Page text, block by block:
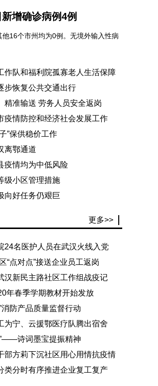
增确诊病例4例
16个市州均为0例。无境外输入性病
作队和福利院孤寡老人生活保障
步恢复公共交通出行
精准输送 劳务人员安全返岗
疫情防控和经济社会发展工作
”保供稳价工作
离鄂通道
疫情均为中低风险
级小区管理措施
向好任务仍艰巨
更多>>
24名医护人员在武汉火线入党
“点对点”接送企业员工返岗
汉新民主路社区工作组战疫记
年春季学期教材开始发放
消防产品质量监督行动
为宁、云援鄂医疗队腾出宿舍
诗词墨宝提振精神
部方莉下沉社区用心用情抗疫情
类分时有序推进企业复工复产